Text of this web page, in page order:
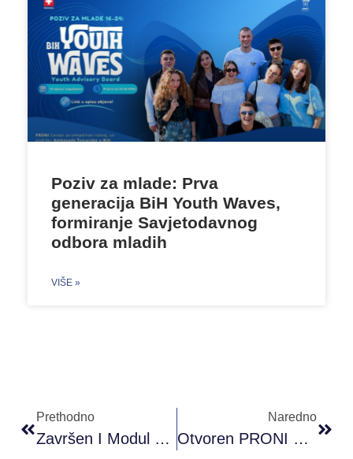
Poziv za mlade: Prva
generacija BiH Youth Waves,
formiranje Savjetodavnog
odbora mladih
VIŠE »
Prethodno
Završen I Modul PRONI Akademije Omladinskog Rada B+ Nivo
Naredno
Otvoren PRONI Omladinski Klub U Bihaću